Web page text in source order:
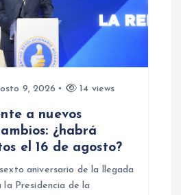
9, 2026 14 views
a nuevos
¿habrá
el 16 de agosto?
aniversario de la llegada
la Presidencia de la